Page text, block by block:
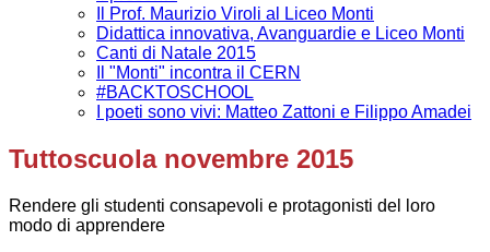
Il Prof. Maurizio Viroli al Liceo Monti
Didattica innovativa, Avanguardie e Liceo Monti
Canti di Natale 2015
Il "Monti" incontra il CERN
#BACKTOSCHOOL
I poeti sono vivi: Matteo Zattoni e Filippo Amadei
Tuttoscuola novembre 2015
Rendere gli studenti consapevoli e protagonisti del loro
modo di apprendere